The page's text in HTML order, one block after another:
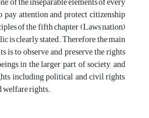
pay attention and protect citizenship
of the fifth chapter (Laws nation)
is clearly stated. Therefore, the main
is to observe and preserve the rights
in the larger part of society, and
including political and civil rights,
welfare rights.